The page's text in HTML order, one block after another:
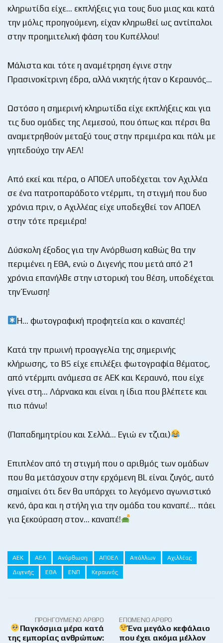
κληρωτίδα είχε… εκπλήξεις για τους δυο μιας και κατά
την μόλις προηγούμενη, είχαν κληρωθεί ως αντίπαλοι
στην προημιτελική φάση του Κυπέλλου!
Μάλιστα και τότε η αναμέτρηση έγινε στην
Πρασινοκίτρινη έδρα, αλλά νικητής ήταν ο Κεραυνός…
Ωστόσο η σημερινή κληρωτίδα είχε εκπλήξεις και για
τις δυο ομάδες της Λεμεσού, που όπως και πέρσι θα
αναμετρηθούν μεταξύ τους στην πρεμιέρα και πάλι με
γηπεδούχο την ΑΕΛ!
Από εκεί και πέρα, ο ΑΠΟΕΛ υποδέχεται τον Αχιλλέα
σε ένα πατροπαράδοτο ντέρμπι, τη στιγμή που δυο
χρόνια πριν, ο Αχιλλέας είχε υποδεχθεί τον ΑΠΟΕΛ
στην τότε πρεμιέρα!
Δύσκολη έξοδος για την Ανόρθωση καθώς θα την
περιμένει η ΕΘΑ, ενώ ο Διγενής που μετά από 21
χρόνια επανήλθε στην ιστορική του θέση, υποδέχεται
την Ένωση!
Η… φωτογραφική προφητεία και ο καναπές!
Κατά την πρωινή προαγγελία της σημερινής
κλήρωσης, το BS είχε επιλέξει φωτογραφία θέματος,
από ντέρμπι ανάμεσα σε ΑΕΚ και Κεραυνό, που είχε
γίνει στη… Λάρνακα και είναι η ίδια που βλέπετε και
πιο πάνω!
(Παπαδημητρίου και Σελλά… Εγιώ εν τζιαι)
Επιπλέον από τη στιγμή που ο αριθμός των ομάδων
που θα μετάσχουν στην ερχόμενη BL είναι ζυγός, αυτό
σημαίνει ότι δεν θα υπάρχει το λεγόμενο αγωνιστικό
κενό, άρα και η στήλη για την ομάδα του καναπέ… πάει
για ξεκούραση στον… καναπέ!
ΑΕΚ ΑΕΛ Ανόρθωση ΑΠΟΕΛ Απόλλων Αχιλλέας
Διγενής ΕΘΑ ΕΝΠ Κεραυνός
ΠΡΟΗΓΟΎΜΕΝΟ ΆΡΘΡΟ
Παγκόσμια μέρα κατά
της εμπορίας ανθρώπων:
ΕΠΌΜΕΝΟ ΆΡΘΡΟ
Ένα μεγάλο κεφάλαιο
που έχει ακόμα μέλλον